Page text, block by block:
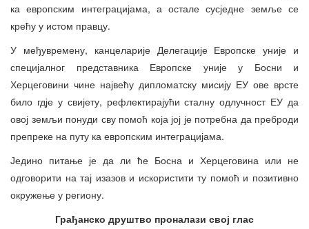
ка европским интеграцијама, а остале сусједне земље се
крећу у истом правцу.
У међувремену, канцеларије Делегације Европске уније и
специјалног представника Европске уније у Босни и
Херцеговини чине највећу дипломатску мисију ЕУ ове врсте
било гдје у свијету, рефлектирајући сталну одлучност ЕУ да
овој земљи понуди сву помоћ која јој је потребна да преброди
препреке на путу ка европским интеграцијама.
Једино питање је да ли ће Босна и Херцеговина или не
одговорити на тај изазов и искористити ту помоћ и позитивно
окружење у региону.
Грађанско друштво проналази свој глас